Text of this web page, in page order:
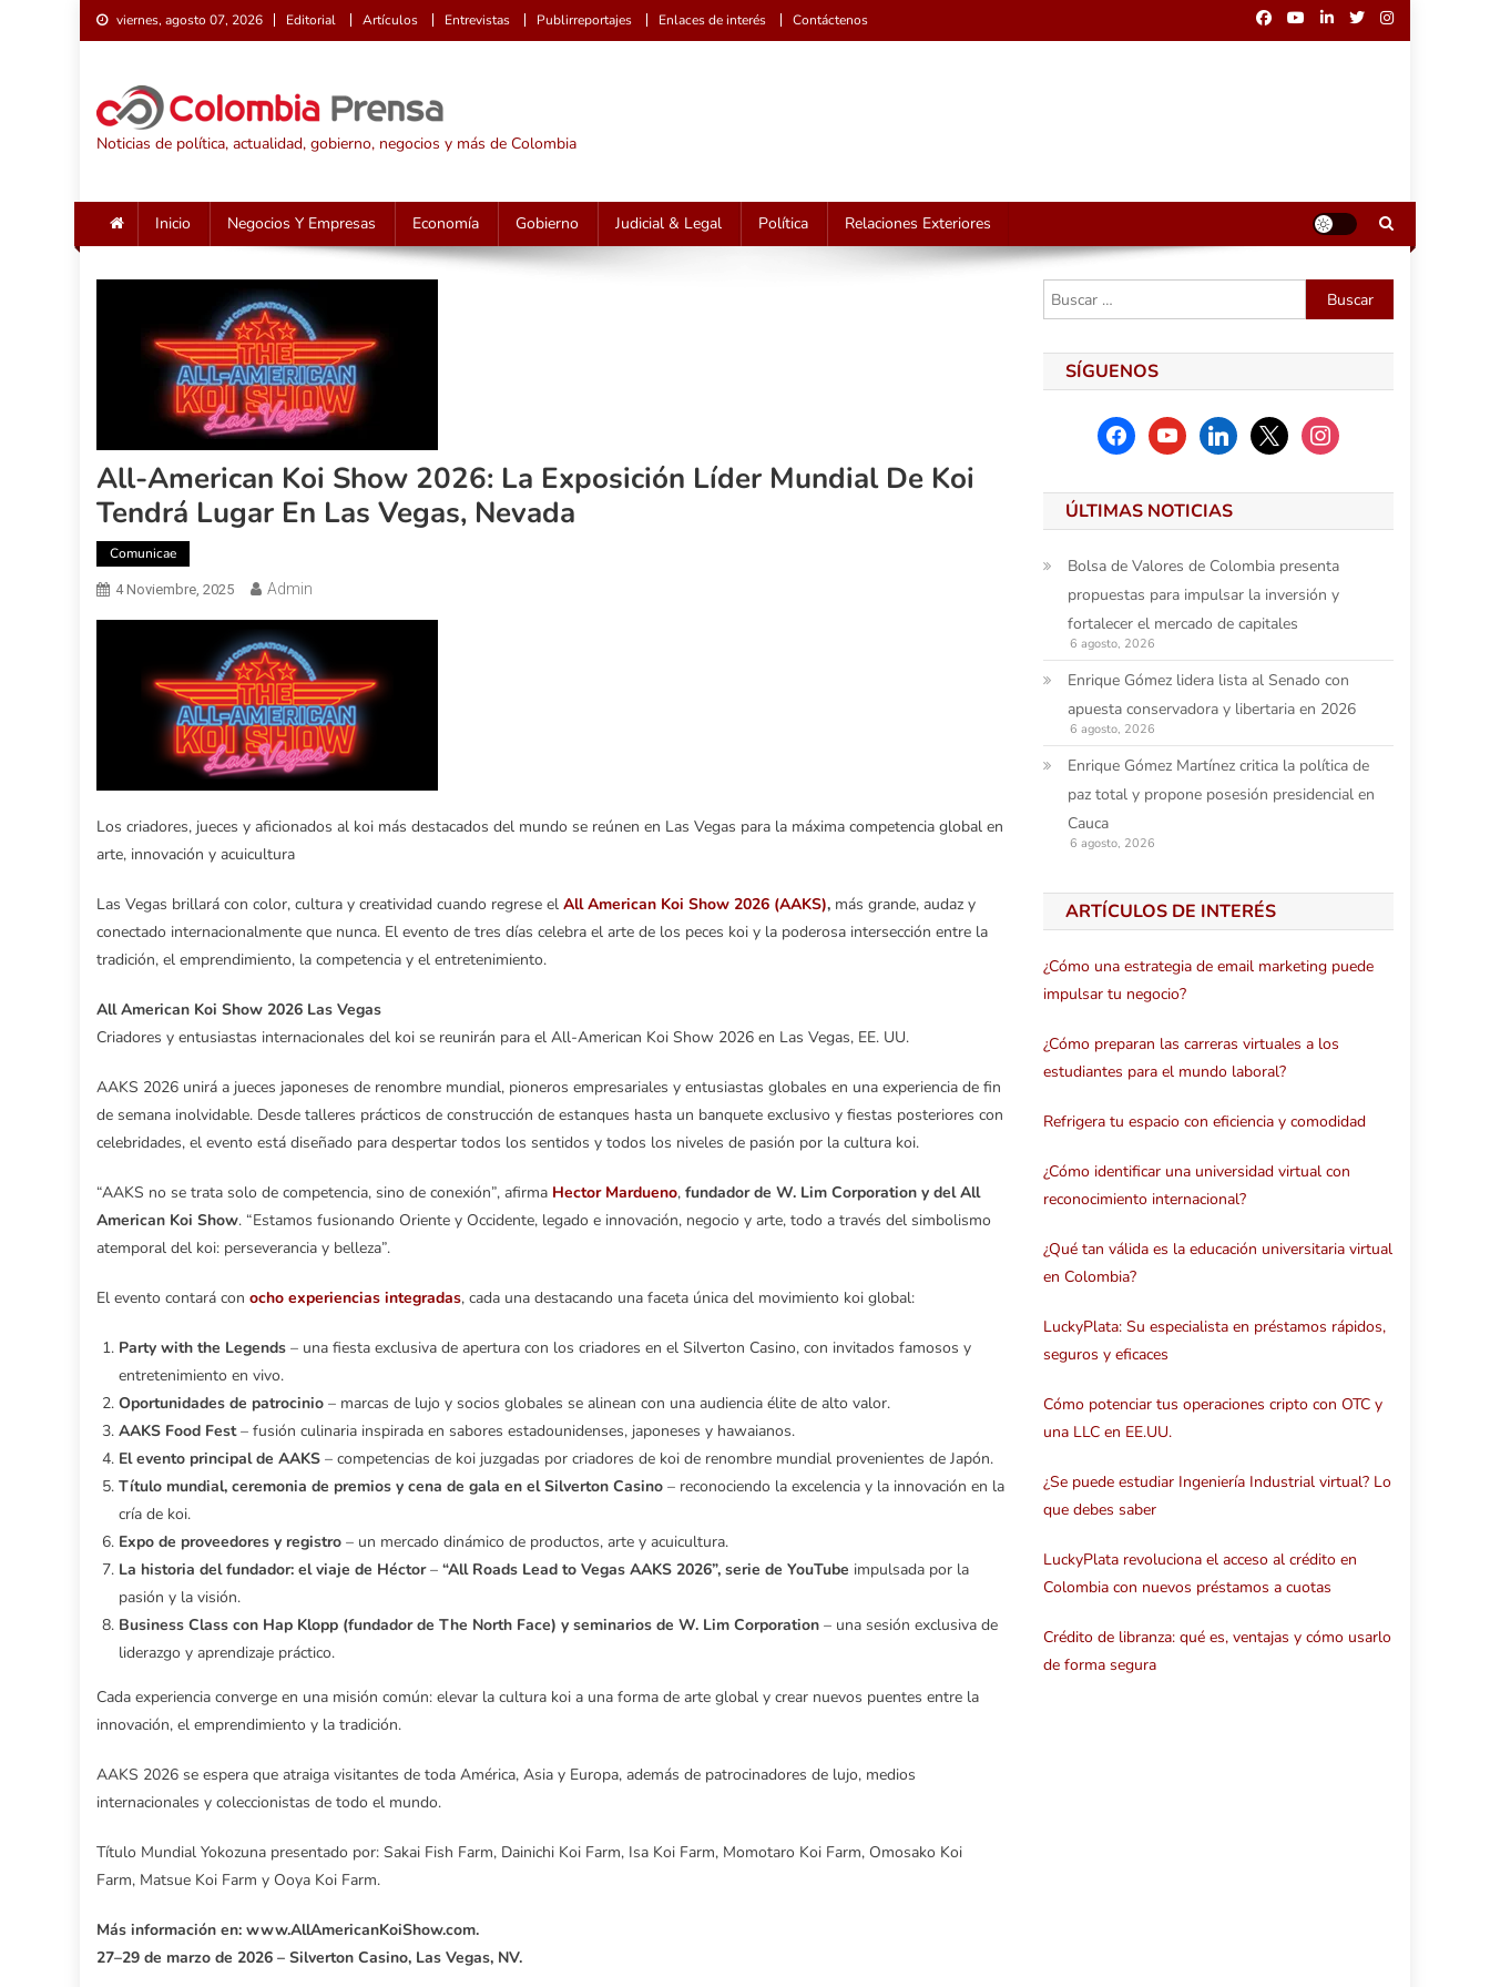
Saltar
al
viernes, agosto 07, 2026 Editorial Artículos Entrevistas Publirreportajes Enlaces de interés Contáctenos
Noticias de política, actualidad, gobierno, negocios y más de Colombia
Inicio Negocios Y Empresas Economía Gobierno Judicial & Legal Política Relaciones Exteriores
All-American Koi Show 2026: La Exposición Líder Mundial De Koi
Tendrá Lugar En Las Vegas, Nevada
Comunicae
4 Noviembre, 2025 Admin
Los criadores, jueces y aficionados al koi más destacados del mundo se reúnen en Las Vegas para la máxima competencia global en
arte, innovación y acuicultura
Las Vegas brillará con color, cultura y creatividad cuando regrese el All American Koi Show 2026 (AAKS), más grande, audaz y
conectado internacionalmente que nunca. El evento de tres días celebra el arte de los peces koi y la poderosa intersección entre la
tradición, el emprendimiento, la competencia y el entretenimiento.
All American Koi Show 2026 Las Vegas
Criadores y entusiastas internacionales del koi se reunirán para el All-American Koi Show 2026 en Las Vegas, EE. UU.
AAKS 2026 unirá a jueces japoneses de renombre mundial, pioneros empresariales y entusiastas globales en una experiencia de fin
de semana inolvidable. Desde talleres prácticos de construcción de estanques hasta un banquete exclusivo y fiestas posteriores con
celebridades, el evento está diseñado para despertar todos los sentidos y todos los niveles de pasión por la cultura koi.
“AAKS no se trata solo de competencia, sino de conexión”, afirma Hector Mardueno, fundador de W. Lim Corporation y del All
American Koi Show. “Estamos fusionando Oriente y Occidente, legado e innovación, negocio y arte, todo a través del simbolismo
atemporal del koi: perseverancia y belleza”.
El evento contará con ocho experiencias integradas, cada una destacando una faceta única del movimiento koi global:
Party with the Legends – una fiesta exclusiva de apertura con los criadores en el Silverton Casino, con invitados famosos y
entretenimiento en vivo.
Oportunidades de patrocinio – marcas de lujo y socios globales se alinean con una audiencia élite de alto valor.
AAKS Food Fest– fusión culinaria inspirada en sabores estadounidenses, japoneses y hawaianos.
El evento principal de AAKS – competencias de koi juzgadas por criadores de koi de renombre mundial provenientes de Japón.
Título mundial, ceremonia de premios y cena de gala en el Silverton Casino – reconociendo la excelencia y la innovación en la
cría de koi.
Expo de proveedores y registro – un mercado dinámico de productos, arte y acuicultura.
La historia del fundador: el viaje de Héctor– “All Roads Lead to Vegas AAKS 2026”, serie de YouTube impulsada por la
pasión y la visión.
Business Class con Hap Klopp (fundador de The North Face) y seminarios de W. Lim Corporation – una sesión exclusiva de
liderazgo y aprendizaje práctico.
Cada experiencia converge en una misión común: elevar la cultura koi a una forma de arte global y crear nuevos puentes entre la
innovación, el emprendimiento y la tradición.
AAKS 2026 se espera que atraiga visitantes de toda América, Asia y Europa, además de patrocinadores de lujo, medios
internacionales y coleccionistas de todo el mundo.
Título Mundial Yokozuna presentado por: Sakai Fish Farm, Dainichi Koi Farm, Isa Koi Farm, Momotaro Koi Farm, Omosako Koi
Farm, Matsue Koi Farm y Ooya Koi Farm.
Más información en: www.AllAmericanKoiShow.com.
27–29 de marzo de 2026 – Silverton Casino, Las Vegas, NV.
Buscar:
SÍGUENOS
facebookyoutubelinkedinx instagram
ÚLTIMAS NOTICIAS
Bolsa de Valores de Colombia presenta
propuestas para impulsar la inversión y
fortalecer el mercado de capitales
6 agosto, 2026
Enrique Gómez lidera lista al Senado con
apuesta conservadora y libertaria en 2026
6 agosto, 2026
Enrique Gómez Martínez critica la política de
paz total y propone posesión presidencial en
Cauca
6 agosto, 2026
ARTÍCULOS DE INTERÉS
¿Cómo una estrategia de email marketing puede
impulsar tu negocio?
¿Cómo preparan las carreras virtuales a los
estudiantes para el mundo laboral?
Refrigera tu espacio con eficiencia y comodidad
¿Cómo identificar una universidad virtual con
reconocimiento internacional?
¿Qué tan válida es la educación universitaria virtual
en Colombia?
LuckyPlata: Su especialista en préstamos rápidos,
seguros y eficaces
Cómo potenciar tus operaciones cripto con OTC y
una LLC en EE.UU.
¿Se puede estudiar Ingeniería Industrial virtual? Lo
que debes saber
LuckyPlata revoluciona el acceso al crédito en
Colombia con nuevos préstamos a cuotas
Crédito de libranza: qué es, ventajas y cómo usarlo
de forma segura